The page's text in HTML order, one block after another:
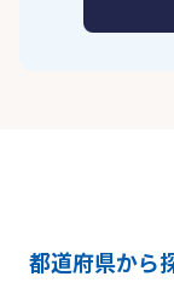
都道府県から